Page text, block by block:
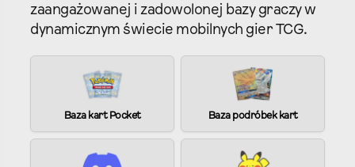
zaangażowanej i zadowolonej bazy graczy w
dynamicznym świecie mobilnych gier TCG.
Baza kart Pocket Baza podróbek kart